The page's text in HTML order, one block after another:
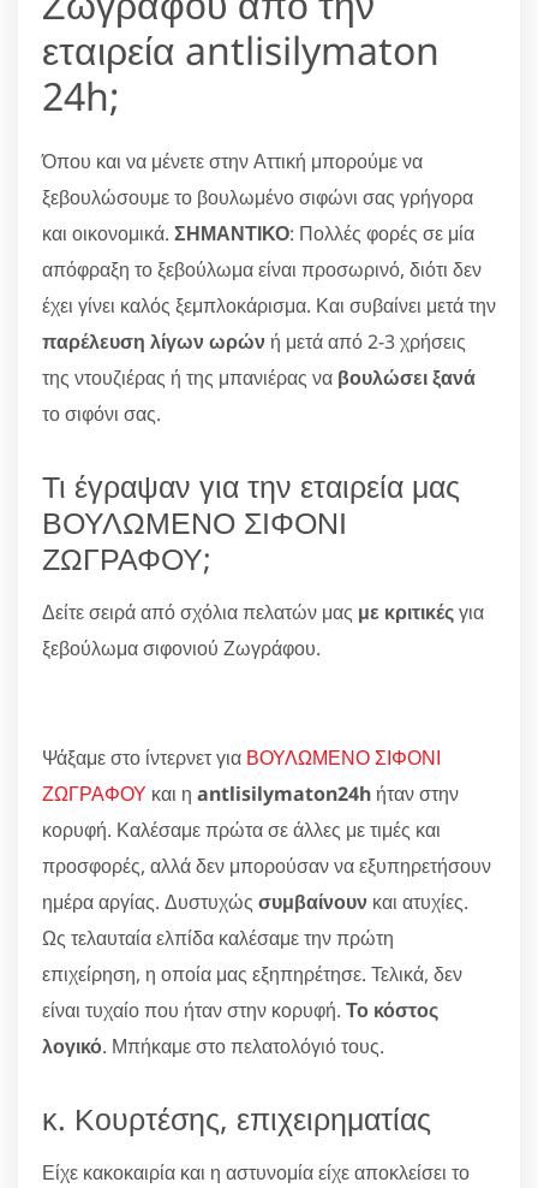
εταιρεία antlisilymaton
24h;
Όπου και να μένετε στην Αττική μπορούμε να
ξεβουλώσουμε το βουλωμένο σιφώνι σας γρήγορα
και οικονομικά. ΣΗΜΑΝΤΙΚΟ: Πολλές φορές σε μία
απόφραξη το ξεβούλωμα είναι προσωρινό, διότι δεν
έχει γίνει καλός ξεμπλοκάρισμα. Και συβαίνει μετά την
παρέλευση λίγων ωρών ή μετά από 2-3 χρήσεις
της ντουζιέρας ή της μπανιέρας να βουλώσει ξανά
το σιφόνι σας.
Τι έγραψαν για την εταιρεία μας
ΒΟΥΛΩΜΕΝΟ ΣΙΦΟΝΙ
ΖΩΓΡΑΦΟΥ;
Δείτε σειρά από σχόλια πελατών μας με κριτικέςγια
ξεβούλωμα σιφονιού Ζωγράφου.
Ψάξαμε στο ίντερνετ για ΒΟΥΛΩΜΕΝΟ ΣΙΦΟΝΙ
ΖΩΓΡΑΦΟΥ και η antlisilymaton24h ήταν στην
κορυφή. Καλέσαμε πρώτα σε άλλες με τιμές και
προσφορές, αλλά δεν μπορούσαν να εξυπηρετήσουν
ημέρα αργίας. Δυστυχώς συμβαίνουν και ατυχίες.
Ως τελαυταία ελπίδα καλέσαμε την πρώτη
επιχείρηση, η οποία μας εξηπηρέτησε. Τελικά, δεν
είναι τυχαίο που ήταν στην κορυφή. Το κόστος
λογικό. Μπήκαμε στο πελατολόγιό τους.
κ. Κουρτέσης, επιχειρηματίας
Είχε κακοκαιρία και η αστυνομία είχε αποκλείσει το